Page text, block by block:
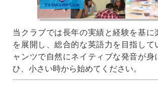
当クラブでは長年の実績と経験を基に
を展開し、総合的な英語力を目指して
ャンツで自然にネイティブな発音が身
ひ、小さい時から始めてください。